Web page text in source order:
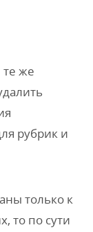
же
рубрик и
только к
то по сути